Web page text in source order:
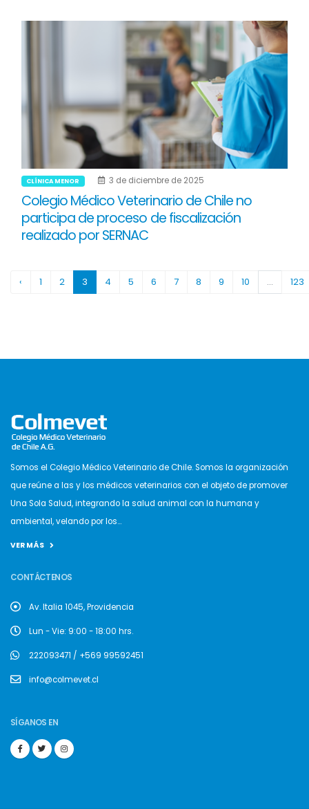
CLÍNICA MENOR 3 de diciembre de 2025
Colegio Médico Veterinario de Chile no
participa de proceso de fiscalización
realizado por SERNAC
‹ 1 2 3 4 5 6 7 8 9 10 ... 123
Somos el Colegio Médico Veterinario de Chile. Somos la organización
que reúne a las y los médicos veterinarios con el objeto de promover
Una Sola Salud, integrando la salud animal con la humana y
ambiental, velando por los...
VER MÁS
CONTÁCTENOS
Av. Italia 1045, Providencia
Lun - Vie: 9:00 - 18:00 hrs.
222093471 / +569 99592451
info@colmevet.cl
SÍGANOS EN